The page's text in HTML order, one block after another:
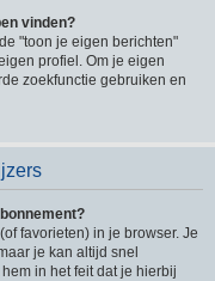
vinden?
"toon je eigen berichten"
profiel. Om je eigen
zoekfunctie gebruiken en
favorieten) in je browser. Je
je kan altijd snel
in het feit dat je hierbij